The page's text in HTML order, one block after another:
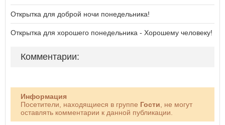
Открытка для доброй ночи понедельника!
Открытка для хорошего понедельника - Хорошему человеку!
Комментарии:
Информация
Посетители, находящиеся в группе Гости , не могут
оставлять комментарии к данной публикации.